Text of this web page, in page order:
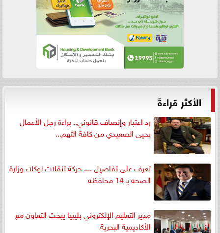
الأكثر قراءةً
رد اعتبار وإنصاف قانوني.. براءة رجل الأعمال
يحيى الصعيدي من كافة التهم...
تعرف على تفاصيل .... حركة تنقلات لوكلاء وزارة
الصحه بـ 14 محافظه
مدير التعليم الإلكتروني بليبيا يبحث التعاون مع
الأكاديمية البحرية